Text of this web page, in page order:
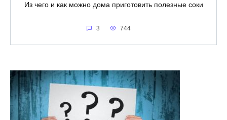
Из чего и как можно дома приготовить полезные соки
3 744